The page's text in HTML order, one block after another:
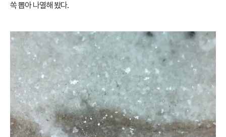
쏙 뽑아 나열해 봤다.